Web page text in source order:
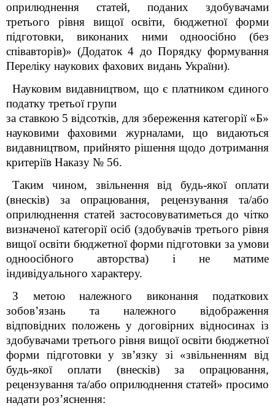
оприлюднення статей, поданих здобувачами
третього рівня вищої освіти, бюджетної форми
підготовки, виконаних ними одноосібно (без
співавторів)» (Додаток 4 до Порядку формування
Переліку наукових фахових видань України).
Науковим видавництвом, що є платником єдиного
податку третьої групи
за ставкою 5 відсотків, для збереження категорії «Б»
науковими фаховими журналами, що видаються
видавництвом, прийнято рішення щодо дотримання
критеріїв Наказу № 56.
Таким чином, звільнення від будь-якої оплати
(внесків) за опрацювання, рецензування та/або
оприлюднення статей застосовуватиметься до чітко
визначеної категорії осіб (здобувачів третього рівня
вищої освіти бюджетної форми підготовки за умови
одноосібного авторства) і не матиме
індивідуального характеру.
З метою належного виконання податкових
зобов’язань та належного відображення
відповідних положень у договірних відносинах із
здобувачами третього рівня вищої освіти бюджетної
форми підготовки у зв’язку зі «звільненням від
будь-якої оплати (внесків) за опрацювання,
рецензування та/або оприлюднення статей» просимо
надати роз’яснення: